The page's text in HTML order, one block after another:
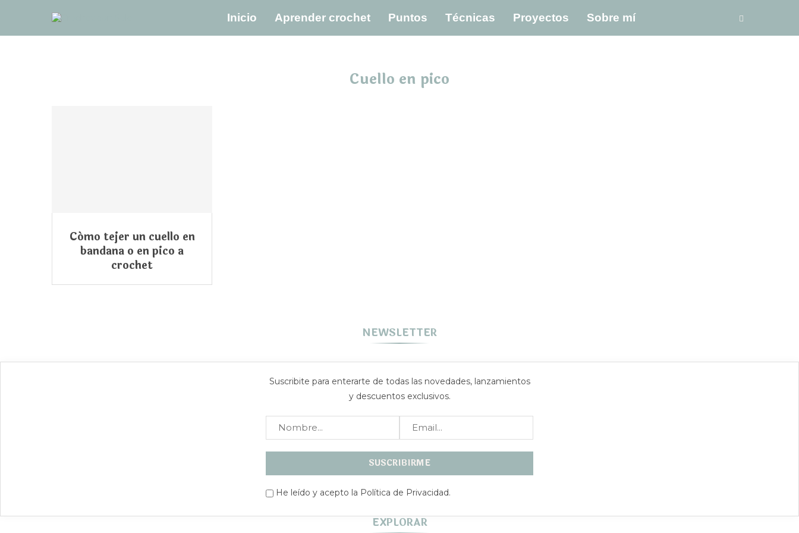
Inicio Aprender crochet Puntos Técnicas Proyectos Sobre mí
Cuello en pico
Cómo tejer un cuello en
bandana o en pico a
crochet
NEWSLETTER
Suscribite para enterarte de todas las novedades, lanzamientos
y descuentos exclusivos.
He leído y acepto la Política de Privacidad.
EXPLORAR